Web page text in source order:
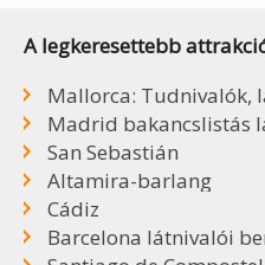
A legkeresettebb
Mallorca: Tudnivalók,
Madrid bakancslistás
San Sebastián
Altamira-barlang
Cádiz
Barcelona látnivalói